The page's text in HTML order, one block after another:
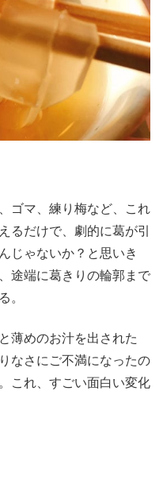
ゴマ、練り梅など、これ
るだけで、劇的に葛が引
じゃないか？と思いき
途端に葛きりの輪郭まで
。
薄めのお汁を出された
なさにご不満になったの
これ、すごい面白い変化